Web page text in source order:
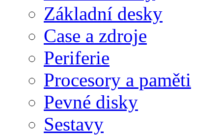
Základní desky
Case a zdroje
Periferie
Procesory a paměti
Pevné disky
Sestavy